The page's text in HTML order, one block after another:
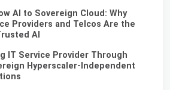
AI to Sovereign Cloud: Why
Providers and Telcos Are the
AI
IT Service Provider Through
Hyperscaler-Independent